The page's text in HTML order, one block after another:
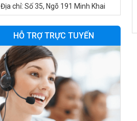
Địa chỉ: Số 35, Ngõ 191 Minh Khai
HỖ TRỢ TRỰC TUYẾN
1.950.000 ₫
Xe 3 bánh đạp
trẻ em FE-188
520.000 ₫
750.000 ₫
Xe 3 bánh trẻ em
968
350.000 ₫